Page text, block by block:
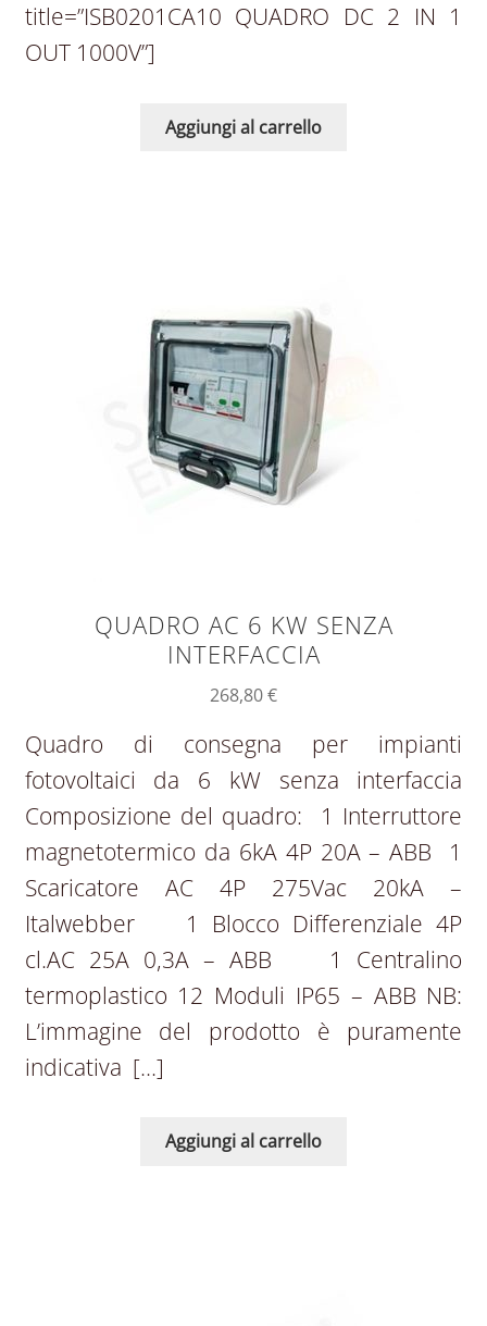
title=”ISB0201CA10 QUADRO DC 2 IN 1
OUT 1000V”]
Aggiungi al carrello
QUADRO AC 6 KW SENZA
INTERFACCIA
268,80€
Quadro di consegna per impianti
fotovoltaici da 6 kW senza interfaccia
Composizione del quadro: 1 Interruttore
magnetotermico da 6kA 4P 20A – ABB 1
Scaricatore AC 4P 275Vac 20kA –
Italwebber 1 Blocco Differenziale 4P
cl.AC 25A 0,3A – ABB  1 Centralino
termoplastico 12 Moduli IP65 – ABB NB:
L’immagine del prodotto è puramente
indicativa […]
Aggiungi al carrello